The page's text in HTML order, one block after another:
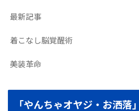
最新記事
着こなし脳覚醒術
美装革命
「やんちゃオヤジ・お洒落